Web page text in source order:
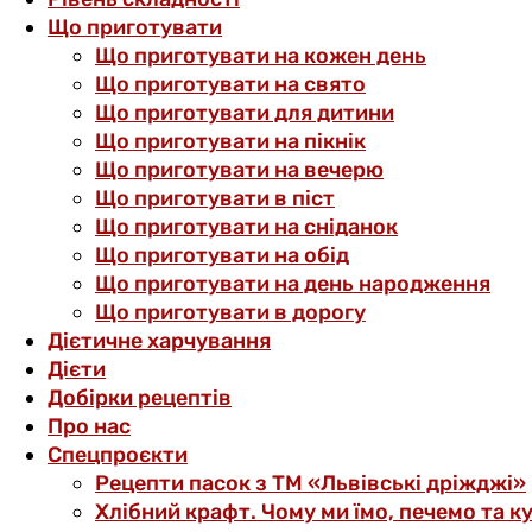
Що приготувати
Що приготувати на кожен день
Що приготувати на свято
Що приготувати для дитини
Що приготувати на пікнік
Що приготувати на вечерю
Що приготувати в піст
Що приготувати на сніданок
Що приготувати на обід
Що приготувати на день народження
Що приготувати в дорогу
Дієтичне харчування
Дієти
Добірки рецептів
Про нас
Спецпроєкти
Рецепти пасок з ТМ «Львівські дріжджі»
Хлібний крафт. Чому ми їмо, печемо та